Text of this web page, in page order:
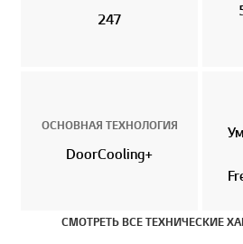
247
ОСНОВНАЯ ТЕХНОЛОГИЯ
DoorCooling+
СМОТРЕТЬ ВСЕ ТЕХНИЧЕСКИЕ